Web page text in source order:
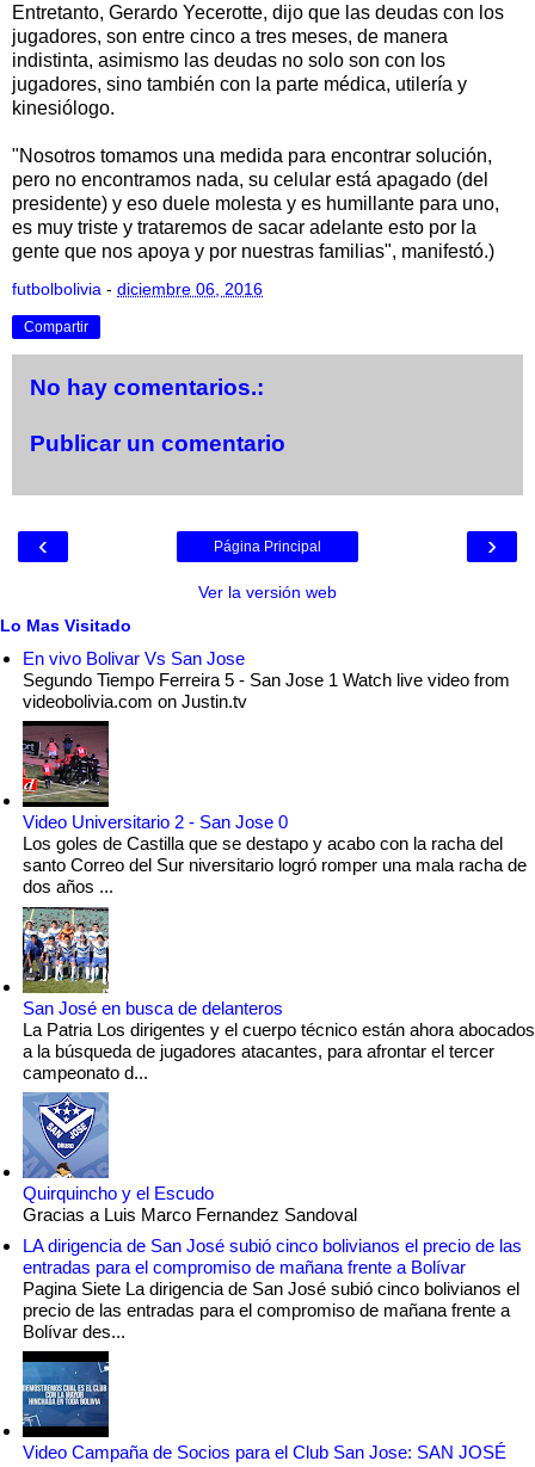
Entretanto, Gerardo Yecerotte, dijo que las deudas con los
jugadores, son entre cinco a tres meses, de manera
indistinta, asimismo las deudas no solo son con los
jugadores, sino también con la parte médica, utilería y
kinesiólogo.
"Nosotros tomamos una medida para encontrar solución,
pero no encontramos nada, su celular está apagado (del
presidente) y eso duele molesta y es humillante para uno,
es muy triste y trataremos de sacar adelante esto por la
gente que nos apoya y por nuestras familias", manifestó.)
futbolbolivia - diciembre 06, 2016
Compartir
No hay comentarios.:
Publicar un comentario
‹ ›
Página Principal
Ver la versión web
Lo Mas Visitado
En vivo Bolivar Vs San Jose
Segundo Tiempo Ferreira 5 - San Jose 1 Watch live video from
videobolivia.com on Justin.tv
Video Universitario 2 - San Jose 0
Los goles de Castilla que se destapo y acabo con la racha del
santo Correo del Sur niversitario logró romper una mala racha de
dos años ...
San José en busca de delanteros
La Patria Los dirigentes y el cuerpo técnico están ahora abocados
a la búsqueda de jugadores atacantes, para afrontar el tercer
campeonato d...
Quirquincho y el Escudo
Gracias a Luis Marco Fernandez Sandoval
LA dirigencia de San José subió cinco bolivianos el precio de las
entradas para el compromiso de mañana frente a Bolívar
Pagina Siete La dirigencia de San José subió cinco bolivianos el
precio de las entradas para el compromiso de mañana frente a
Bolívar des...
Video Campaña de Socios para el Club San Jose: SAN JOSÉ